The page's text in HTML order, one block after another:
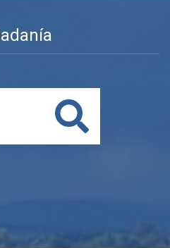
Buscar